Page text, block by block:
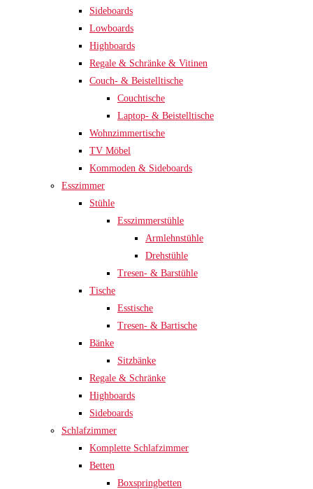
Sideboards
Lowboards
Highboards
Regale & Schränke & Vitinen
Couch- & Beistelltische
Couchtische
Laptop- & Beistelltische
Wohnzimmertische
TV Möbel
Kommoden & Sideboards
Esszimmer
Stühle
Esszimmerstühle
Armlehnstühle
Drehstühle
Tresen- & Barstühle
Tische
Esstische
Tresen- & Bartische
Bänke
Sitzbänke
Regale & Schränke
Highboards
Sideboards
Schlafzimmer
Komplette Schlafzimmer
Betten
Boxspringbetten